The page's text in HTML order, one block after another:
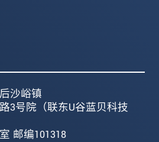
沙峪镇
3号院（联东U谷蓝贝科技
邮编101318